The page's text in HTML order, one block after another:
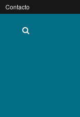
Contacto